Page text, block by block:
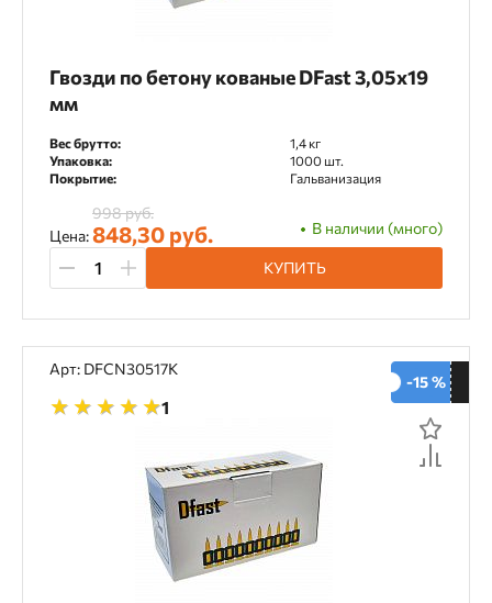
Гвозди по бетону кованые DFast 3,05х19
мм
Вес брутто:
1,4 кг
Упаковка:
1000 шт.
Покрытие:
Гальванизация
Цена:
998 руб.
848,30 руб. В наличии (много)
КУПИТЬ
Арт: DFCN30517K
1
-15 %